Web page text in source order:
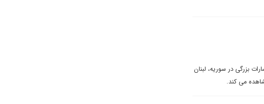
بزرگی در سوریه، لبنان
می کند.